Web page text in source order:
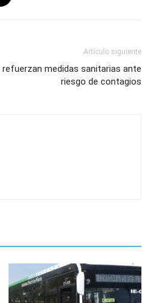
Artículo siguiente
refuerzan medidas sanitarias ante
riesgo de contagios